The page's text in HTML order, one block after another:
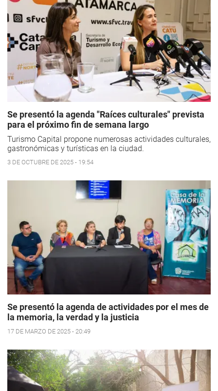
Se presentó la agenda "Raíces culturales" prevista
para el próximo fin de semana largo
Turismo Capital propone numerosas actividades culturales,
gastronómicas y turísticas en la ciudad.
3 DE OCTUBRE DE 2025 - 19:54
Se presentó la agenda de actividades por el mes de
la memoria, la verdad y la justicia
17 DE MARZO DE 2025 - 20:49